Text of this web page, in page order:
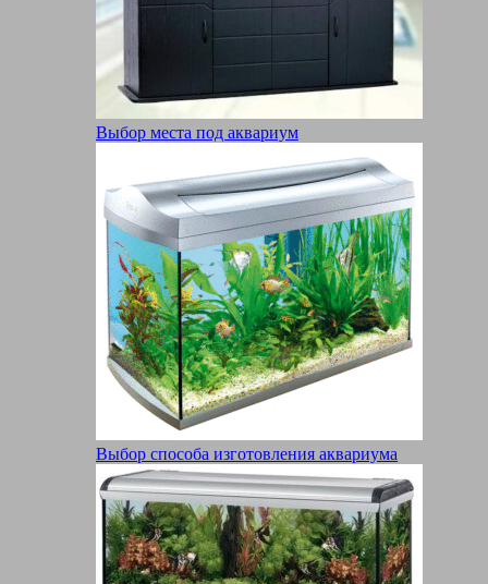
Выбор места под аквариум
Выбор способа изготовления аквариума